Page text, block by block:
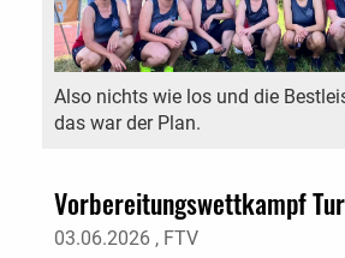
Also nichts wie los und die
das war der Plan.
Vorbereitungswettkampf
03.06.2026 , FTV